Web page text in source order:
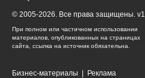
© 2005-2026. Все права защищены. v1
При полном или частичном использовании
материалов, опубликованных на страницах
сайта, ссылка на источник обязательна.
Бизнес-материалы Реклама